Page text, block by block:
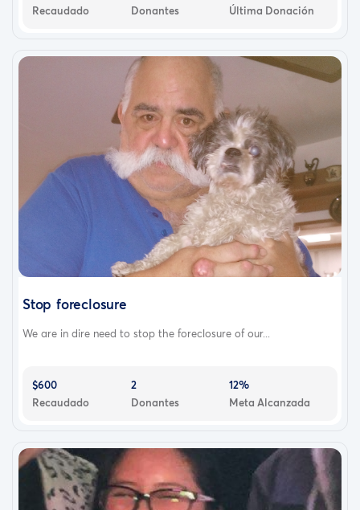
Recaudado
Donantes
Última Donación
Stop foreclosure
We are in dire need to stop the foreclosure of our...
$600
Recaudado
2
Donantes
12%
Meta Alcanzada